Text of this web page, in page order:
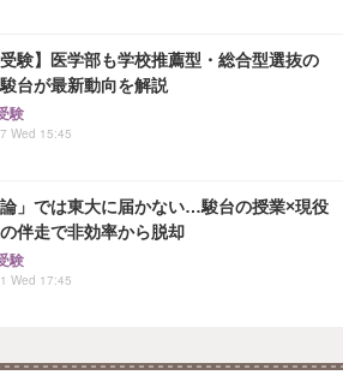
受験】医学部も学校推薦型・総合型選抜の
台が最新動向を解説
験
Wed 15:45
論」では東大に届かない…駿台の授業×現役
伴走で非効率から脱却
験
Wed 17:45